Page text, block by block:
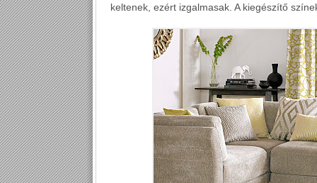
keltenek, ezért izgalmasak. A kiegészítő